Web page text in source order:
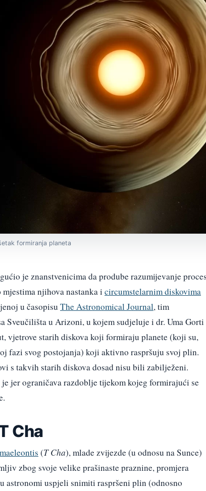
formiranja planeta
je znanstvenicima da prodube razumijevanje
njihova nastanka i circumstelarnim diskovima
u časopisu The Astronomical Journal, tim
Sveučilišta u Arizoni, u kojem sudjeluje i dr. Uma Gorti
vjetrove starih diskova koji formiraju planete (koji su,
fazi svog postojanja) koji aktivno raspršuju svoj plin.
s takvih starih diskova dosad nisu bili zabilježeni.
jer ograničava razdoblje tijekom kojeg formirajući se
Cha
(T Cha), mlade zvijezde (u odnosu na Sunce)
zbog svoje velike prašinaste praznine, promjera
uspjeli snimiti raspršeni plin (odnosno